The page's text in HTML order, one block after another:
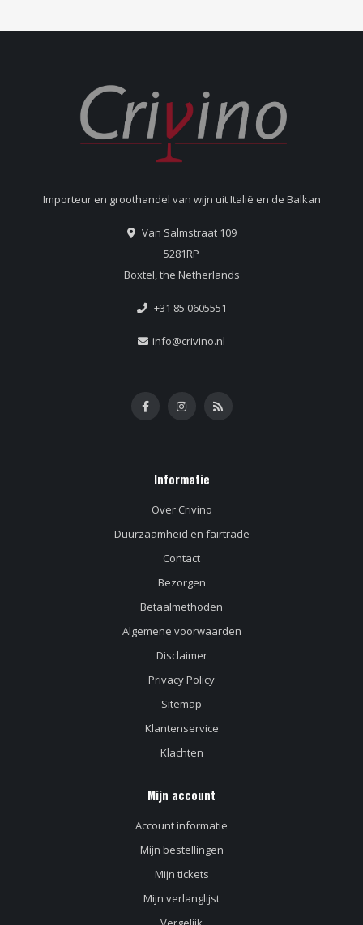
Importeur en groothandel van wijn uit Italië en de Balkan
Van Salmstraat 109
5281RP
Boxtel, the Netherlands
+31 85 0605551
info@crivino.nl
Informatie
Over Crivino
Duurzaamheid en fairtrade
Contact
Bezorgen
Betaalmethoden
Algemene voorwaarden
Disclaimer
Privacy Policy
Sitemap
Klantenservice
Klachten
Mijn account
Account informatie
Mijn bestellingen
Mijn tickets
Mijn verlanglijst